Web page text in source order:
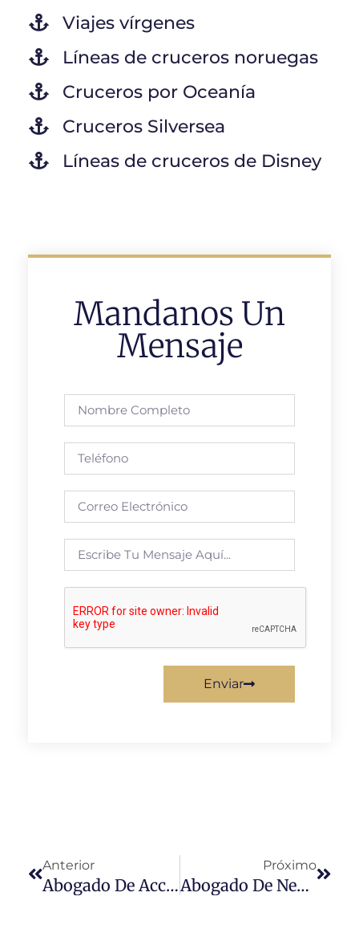
Viajes vírgenes
Líneas de cruceros noruegas
Cruceros por Oceanía
Cruceros Silversea
Líneas de cruceros de Disney
Mandanos Un
Mensaje
Enviar
Anterior
Abogado De Accidentes De Excursiones En Tierra
Próximo
Abogado De Negligencia Médica En Cruceros